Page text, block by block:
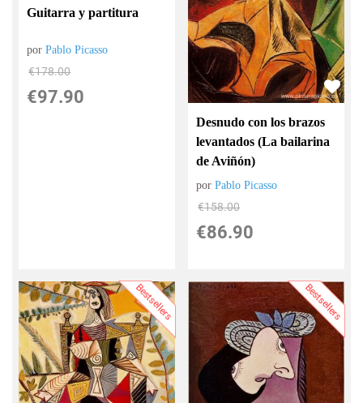
Guitarra y partitura
porPablo Picasso
€178.00
€97.90
Desnudo con los brazos
levantados (La bailarina
de Aviñón)
porPablo Picasso
€158.00
€86.90
Bestsellers Bestsellers